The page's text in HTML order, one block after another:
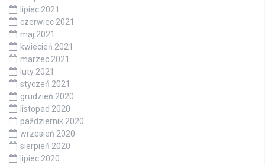
lipiec 2021
czerwiec 2021
maj 2021
kwiecień 2021
marzec 2021
luty 2021
styczeń 2021
grudzień 2020
listopad 2020
październik 2020
wrzesień 2020
sierpień 2020
lipiec 2020